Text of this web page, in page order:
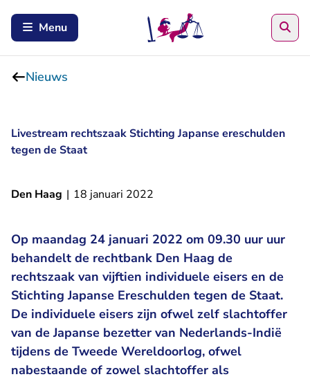
Menu
Nieuws
Livestream rechtszaak Stichting Japanse ereschulden
tegen de Staat
Den Haag | 18 januari 2022
Op maandag 24 januari 2022 om 09.30 uur uur
behandelt de rechtbank Den Haag de
rechtszaak van vijftien individuele eisers en de
Stichting Japanse Ereschulden tegen de Staat.
De individuele eisers zijn ofwel zelf slachtoffer
van de Japanse bezetter van Nederlands-Indië
tijdens de Tweede Wereldoorlog, ofwel
nabestaande of zowel slachtoffer als